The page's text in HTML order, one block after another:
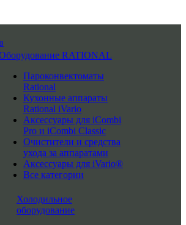
RATIONAL
Пароконвектоматы
Rational
Кухонные аппараты
Rational iVario
Аксессуары для iCombi
Pro и iCombi Classic
Очистители и средства
ухода за аппаратами
Аксессуары для iVario®
Все категории
Холодильное
оборудование